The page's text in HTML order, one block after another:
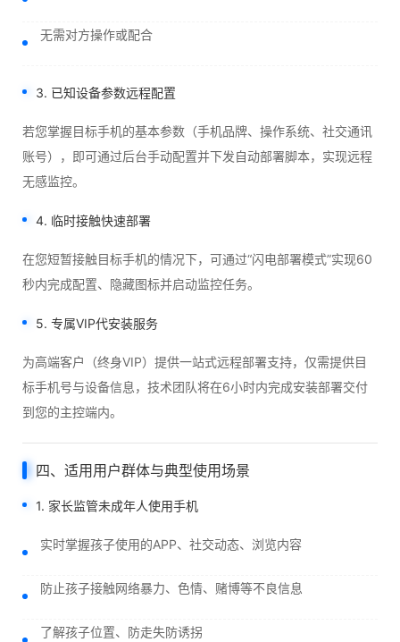
无需对方操作或配合
3. 已知设备参数远程配置
若您掌握目标手机的基本参数（手机品牌、操作系统、社交通讯
账号），即可通过后台手动配置并下发自动部署脚本，实现远程
无感监控。
4. 临时接触快速部署
在您短暂接触目标手机的情况下，可通过“闪电部署模式”实现60
秒内完成配置、隐藏图标并启动监控任务。
5. 专属VIP代安装服务
为高端客户（终身VIP）提供一站式远程部署支持，仅需提供目
标手机号与设备信息，技术团队将在6小时内完成安装部署交付
到您的主控端内。
四、适用用户群体与典型使用场景
1. 家长监管未成年人使用手机
实时掌握孩子使用的APP、社交动态、浏览内容
防止孩子接触网络暴力、色情、赌博等不良信息
了解孩子位置、防走失防诱拐